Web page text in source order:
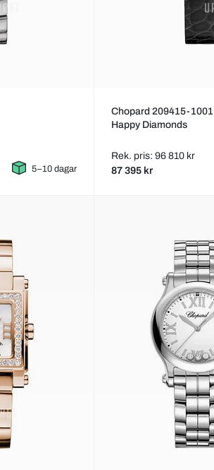
5–10 dagar
Chopard 209415-1001
Happy Diamonds
Rek. pris: 96 810 kr
87 395 kr